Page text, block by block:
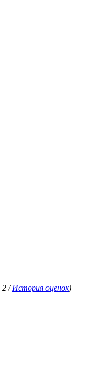
2 /История оценок)